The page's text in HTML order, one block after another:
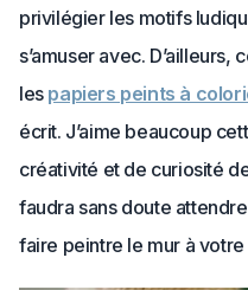
privilégier les motifs
s’amuser avec. D’ailleurs,
les papiers peints à
écrit. J’aime beaucoup
créativité et de curiosité
faudra sans doute
faire peintre le mur à votre